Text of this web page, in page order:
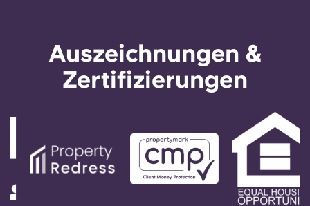
Auszeichnungen &
Zertifizierungen